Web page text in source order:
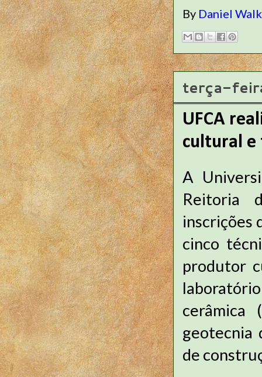
By Daniel
terça-
UFCA
cultural e
A
Reitoria
inscrições
cinco
produtor
cerâmica
geotecnia
de